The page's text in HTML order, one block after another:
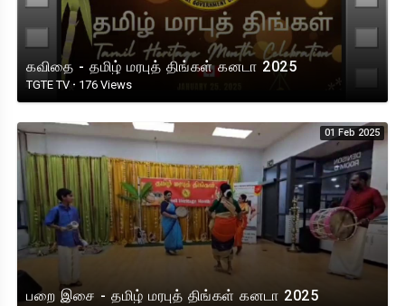
கவிதை - தமிழ் மரபுத் திங்கள் கனடா 2025
TGTE TV · 176 Views
01 Feb 2025
பறை இசை - தமிழ் மரபுத் திங்கள் கனடா 2025